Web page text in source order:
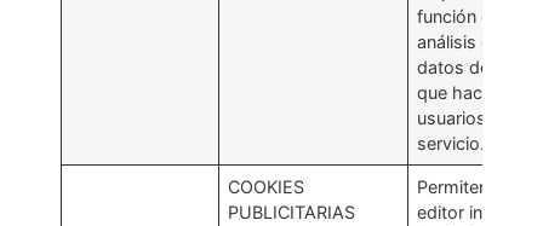
función del
análisis de los
datos de uso
que hacen los
usuarios del
servicio.
COOKIES
PUBLICITARIAS
Permiten al
editor incluir en